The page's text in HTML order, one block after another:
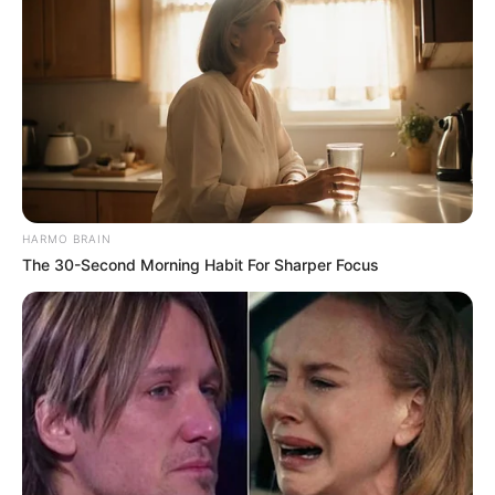
παρεξήγηση μετατράπηκε τάχιστα σε λεκτική
διαμάχη με υψηλούς τόνους.
Ο εκνευρισμός δεν άργησε να εξελιχθεί σε
HARMO BRAIN
The 30-Second Morning Habit For Sharper Focus